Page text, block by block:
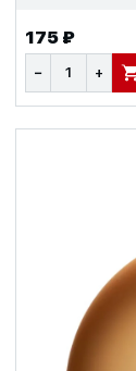
175 ₽
− +